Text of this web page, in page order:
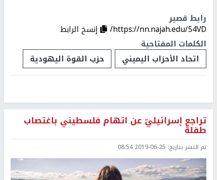
رابط قصير
https://nn.najah.edu/54VD/
إنسخ الرابط
الكلمات المفتاحية
اتحاد الأحزاب اليميني
حزب القوة اليهودية
تراجع إسرائيليّ عن اتهام فلسطيني باغتصاب
طفلة
تم النشر بتاريخ: 2019-06-25 08:54